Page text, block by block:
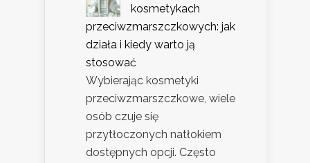
kosmetykach
przeciwzmarszczkowych: jak
działa i kiedy warto ją
stosować
Wybierając kosmetyki
przeciwzmarszczkowe, wiele
osób czuje się
przytłoczonych natłokiem
dostępnych opcji. Często